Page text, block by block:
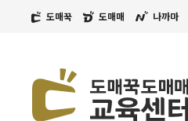
도매꾹 도매매 나까마